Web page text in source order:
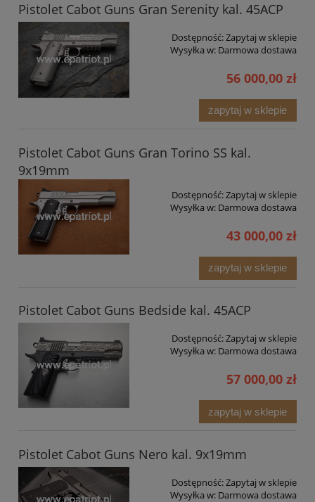
Pistolet Cabot Guns Gran Serenity kal. 45ACP
Dostępność:Zapytaj w sklepie
Wysyłka w: Darmowa dostawa
56 000,00 zł
zapytaj w sklepie
Pistolet Cabot Guns Gran Torino SS kal.
9x19mm
Dostępność:Zapytaj w sklepie
Wysyłka w: Darmowa dostawa
43 000,00 zł
zapytaj w sklepie
Pistolet Cabot Guns Bedside kal. 45ACP
Dostępność:Zapytaj w sklepie
Wysyłka w: Darmowa dostawa
57 000,00 zł
zapytaj w sklepie
Pistolet Cabot Guns Nero kal. 9x19mm
Dostępność:Zapytaj w sklepie
Wysyłka w: Darmowa dostawa